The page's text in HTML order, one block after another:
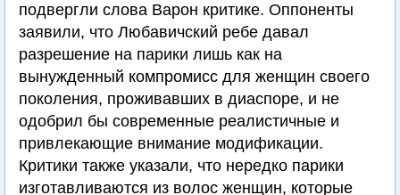
подвергли слова Варон критике. Оппоненты
заявили, что Любавичский ребе давал
разрешение на парики лишь как на
вынужденный компромисс для женщин своего
поколения, проживавших в диаспоре, и не
одобрил бы современные реалистичные и
привлекающие внимание модификации.
Критики также указали, что нередко парики
изготавливаются из волос женщин, которые